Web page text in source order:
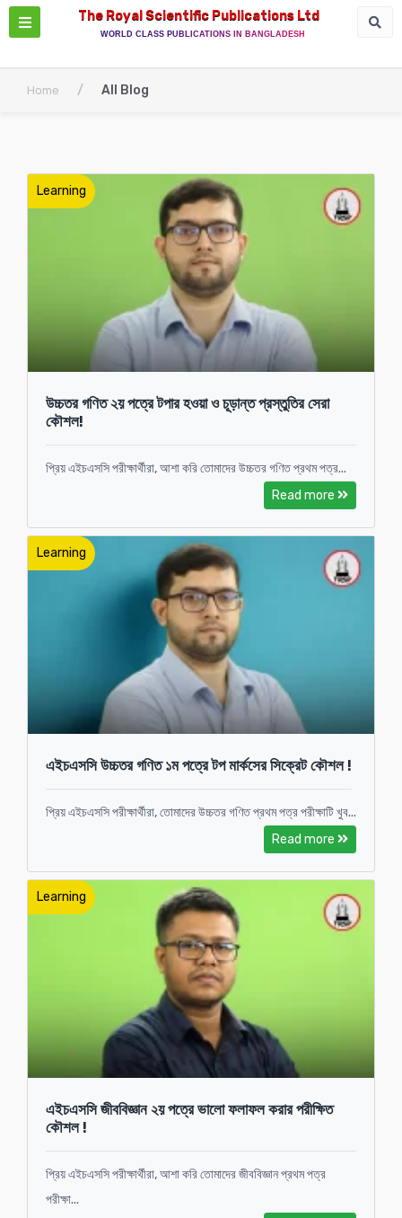
The Royal Scientific Publications Ltd
WORLD CLASS PUBLICATIONS IN BANGLADESH
Home / All Blog
Learning
উচ্চতর গণিত ২য় পত্রে টপার হওয়া ও চূড়ান্ত প্রস্তুতির সেরা
কৌশল!
প্রিয় এইচএসসি পরীক্ষার্থীরা, আশা করি তোমাদের উচ্চতর গণিত প্রথম পত্র...
Read more
Learning
এইচএসসি উচ্চতর গণিত ১ম পত্রে টপ মার্কসের সিক্রেট কৌশল !
প্রিয় এইচএসসি পরীক্ষার্থীরা, তোমাদের উচ্চতর গণিত প্রথম পত্র পরীক্ষাটি খুব...
Read more
Learning
এইচএসসি জীববিজ্ঞান ২য় পত্রে ভালো ফলাফল করার পরীক্ষিত
কৌশল !
প্রিয় এইচএসসি পরীক্ষার্থীরা, আশা করি তোমাদের জীববিজ্ঞান প্রথম পত্র
পরীক্ষা...